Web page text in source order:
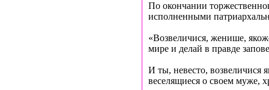
По окончании
исполненными
«Возвеличися, женише,
мире и делай в правде
И ты, невесто, возвеличися
веселящиеся о своем муже,